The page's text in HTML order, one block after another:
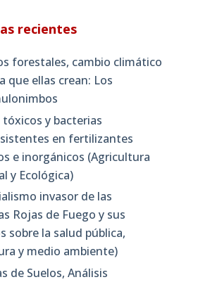
recientes
forestales, cambio climático
que ellas crean: Los
y bacterias
en fertilizantes
e inorgánicos (Agricultura
y Ecológica)
invasor de las
Rojas de Fuego y sus
sobre la salud pública,
y medio ambiente)
de Suelos, Análisis